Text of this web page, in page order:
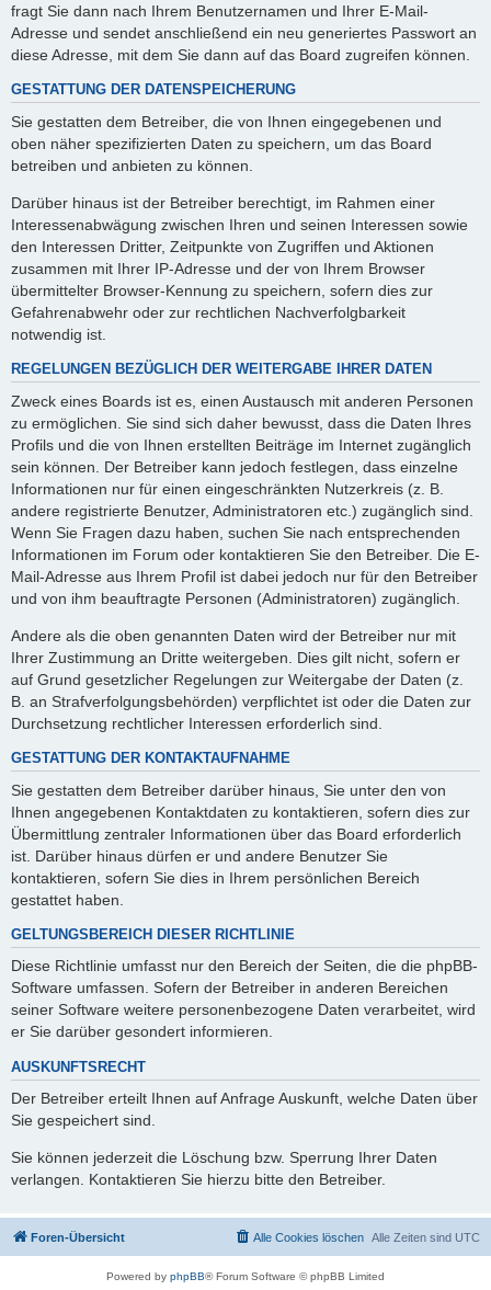
fragt Sie dann nach Ihrem Benutzernamen und Ihrer E-Mail-
Adresse und sendet anschließend ein neu generiertes Passwort an
diese Adresse, mit dem Sie dann auf das Board zugreifen können.
GESTATTUNG DER DATENSPEICHERUNG
Sie gestatten dem Betreiber, die von Ihnen eingegebenen und
oben näher spezifizierten Daten zu speichern, um das Board
betreiben und anbieten zu können.
Darüber hinaus ist der Betreiber berechtigt, im Rahmen einer
Interessenabwägung zwischen Ihren und seinen Interessen sowie
den Interessen Dritter, Zeitpunkte von Zugriffen und Aktionen
zusammen mit Ihrer IP-Adresse und der von Ihrem Browser
übermittelter Browser-Kennung zu speichern, sofern dies zur
Gefahrenabwehr oder zur rechtlichen Nachverfolgbarkeit
notwendig ist.
REGELUNGEN BEZÜGLICH DER WEITERGABE IHRER DATEN
Zweck eines Boards ist es, einen Austausch mit anderen Personen
zu ermöglichen. Sie sind sich daher bewusst, dass die Daten Ihres
Profils und die von Ihnen erstellten Beiträge im Internet zugänglich
sein können. Der Betreiber kann jedoch festlegen, dass einzelne
Informationen nur für einen eingeschränkten Nutzerkreis (z. B.
andere registrierte Benutzer, Administratoren etc.) zugänglich sind.
Wenn Sie Fragen dazu haben, suchen Sie nach entsprechenden
Informationen im Forum oder kontaktieren Sie den Betreiber. Die E-
Mail-Adresse aus Ihrem Profil ist dabei jedoch nur für den Betreiber
und von ihm beauftragte Personen (Administratoren) zugänglich.
Andere als die oben genannten Daten wird der Betreiber nur mit
Ihrer Zustimmung an Dritte weitergeben. Dies gilt nicht, sofern er
auf Grund gesetzlicher Regelungen zur Weitergabe der Daten (z.
B. an Strafverfolgungsbehörden) verpflichtet ist oder die Daten zur
Durchsetzung rechtlicher Interessen erforderlich sind.
GESTATTUNG DER KONTAKTAUFNAHME
Sie gestatten dem Betreiber darüber hinaus, Sie unter den von
Ihnen angegebenen Kontaktdaten zu kontaktieren, sofern dies zur
Übermittlung zentraler Informationen über das Board erforderlich
ist. Darüber hinaus dürfen er und andere Benutzer Sie
kontaktieren, sofern Sie dies in Ihrem persönlichen Bereich
gestattet haben.
GELTUNGSBEREICH DIESER RICHTLINIE
Diese Richtlinie umfasst nur den Bereich der Seiten, die die phpBB-
Software umfassen. Sofern der Betreiber in anderen Bereichen
seiner Software weitere personenbezogene Daten verarbeitet, wird
er Sie darüber gesondert informieren.
AUSKUNFTSRECHT
Der Betreiber erteilt Ihnen auf Anfrage Auskunft, welche Daten über
Sie gespeichert sind.
Sie können jederzeit die Löschung bzw. Sperrung Ihrer Daten
verlangen. Kontaktieren Sie hierzu bitte den Betreiber.
Foren-Übersicht Alle Zeiten sind UTC
Alle Cookies löschen
Powered by phpBB® Forum Software © phpBB Limited